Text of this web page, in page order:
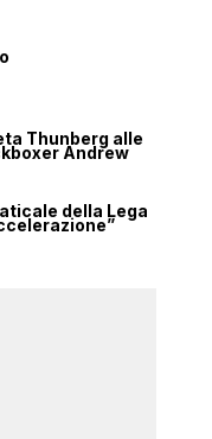
Thunberg alle
Andrew
della Lega